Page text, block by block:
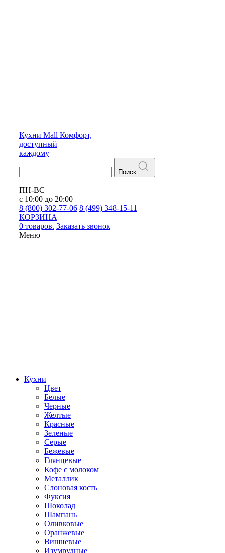
Кухни Mall Комфорт,
доступный
каждому
Поиск
ПН-ВС
с 10:00 до 20:00
8 (800) 302-77-06 8 (499) 348-15-11
КОРЗИНА
0 товаров. Заказать звонок
Меню
Кухни
Цвет
Белые
Черные
Желтые
Красные
Зеленые
Серые
Бежевые
Глянцевые
Кофе с молоком
Металлик
Слоновая кость
Фуксия
Шоколад
Шампань
Оливковые
Оранжевые
Вишневые
Изумрудные